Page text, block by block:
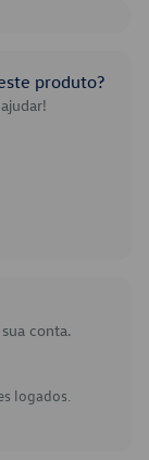
produto?
conta.
logados.